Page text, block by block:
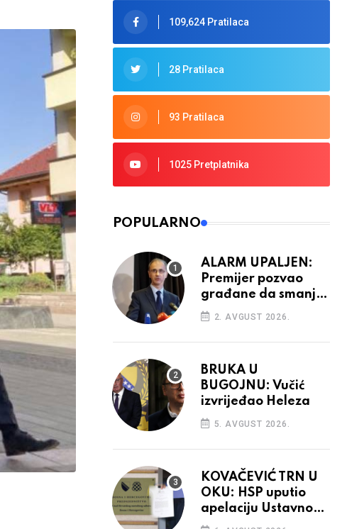
109,624 Pratilaca
28 Pratilaca
93 Pratilaca
1025 Pretplatnika
POPULARNO
ALARM UPALJEN:
Premijer pozvao
građane da smanje
potrošnju struje
2. AVGUST 2026.
BRUKA U
BUGOJNU: Vučić
izvrijeđao Heleza
5. AVGUST 2026.
KOVAČEVIĆ TRN U
OKU: HSP uputio
apelaciju Ustavnom
sudu BiH